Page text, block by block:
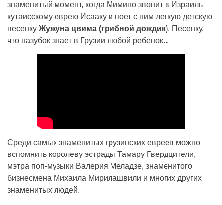
знаменитый момент, когда Мимино звонит в Израиль
кутаисскому еврею Исааку и поет с ним легкую детскую
песенку Жужуна цвима (грибной дождик). Песенку,
что назубок знает в Грузии любой ребенок...
Среди самых знаменитых грузинских евреев можно
вспомнить королеву эстрады Тамару Гвердцители,
мэтра поп-музыки Валерия Меладзе, знаменитого
бизнесмена Михаила Мирилашвили и многих других
знаменитых людей.